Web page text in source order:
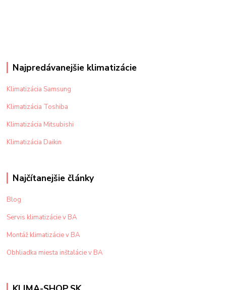
Najpredávanejšie klimatizácie
Klimatizácia Samsung
Klimatizácia Toshiba
Klimatizácia Mitsubishi
Klimatizácia Daikin
Najčítanejšie články
Blog
Servis klimatizácie v BA
Montáž klimatizácie v BA
Obhliadka miesta inštalácie v BA